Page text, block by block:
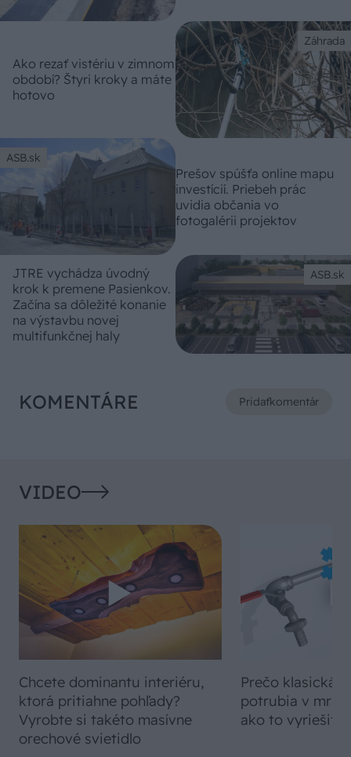
Záhrada
Ako rezať vistériu v zimnom
období? Štyri kroky a máte
hotovo
ASB.sk
Prešov spúšťa online mapu
investícií. Priebeh prác
uvidia občania vo
fotogalérii projektov
ASB.sk
JTRE vychádza úvodný
krok k premene Pasienkov.
Začína sa dôležité konanie
na výstavbu novej
multifunkčnej haly
KOMENTÁRE Pridaťkomentár
VIDEO
Chcete dominantu interiéru,
ktorá pritiahne pohľady?
Vyrobte si takéto masívne
orechové svietidlo
Prečo klasická
potrubia v
ako to vyriešiť